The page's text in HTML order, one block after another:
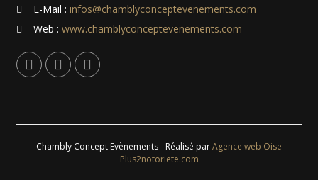
E-Mail : infos@chamblyconceptevenements.com
Web : www.chamblyconceptevenements.com
Chambly Concept Evènements - Réalisé parAgence web Oise
Plus2notoriete.com